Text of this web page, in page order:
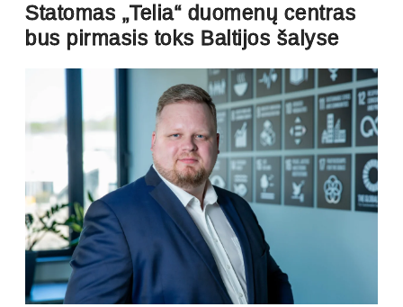
Statomas „Telia“ duomenų centras
bus pirmasis toks Baltijos šalyse